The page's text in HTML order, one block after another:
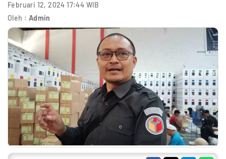
Februari 12, 2024 17:44 WIB
Oleh : Admin